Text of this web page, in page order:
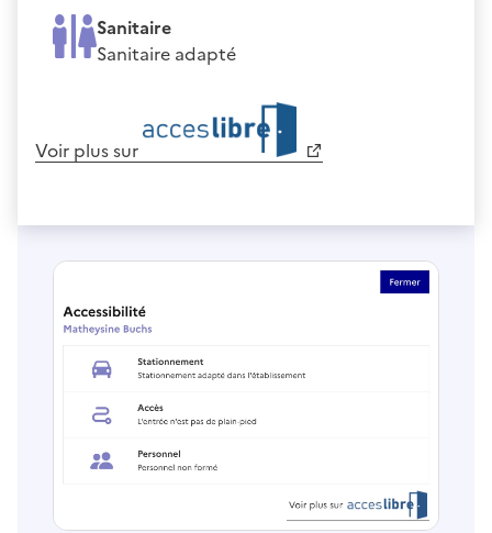
Sanitaire
Sanitaire adapté
Voir plus sur